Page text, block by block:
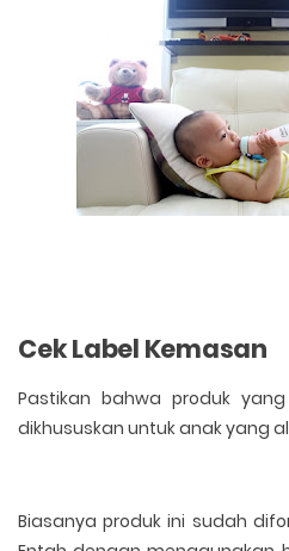
Cek Label Kemasan
Pastikan bahwa produk
dikhususkan untuk anak yang
Biasanya produk ini sudah